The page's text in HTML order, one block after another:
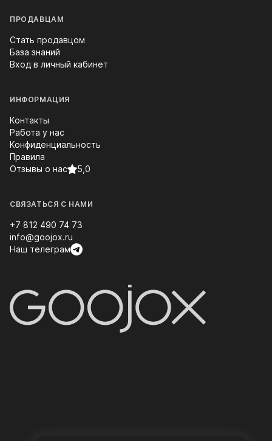
ПРОДАВЦАМ
Стать продавцом
База знаний
Вход в личный кабинет
ИНФОРМАЦИЯ
Контакты
Работа у нас
Конфиденциальность
Правила
Отзывы о нас
5,0
СВЯЗАТЬСЯ С НАМИ
+7 812 490 74 73
info@goojox.ru
Наш телеграм